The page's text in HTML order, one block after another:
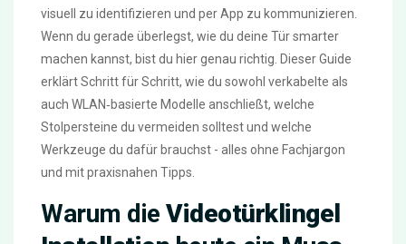
visuell zu identifizieren und per App zu kommunizieren.
Wenn du gerade überlegst, wie du deine Tür smarter
machen kannst, bist du hier genau richtig. Dieser Guide
erklärt Schritt für Schritt, wie du sowohl verkabelte als
auch WLAN‑basierte Modelle anschließt, welche
Stolpersteine du vermeiden solltest und welche
Werkzeuge du dafür brauchst - alles ohne Fachjargon
und mit praxisnahen Tipps.
Warum die Videotürklingel